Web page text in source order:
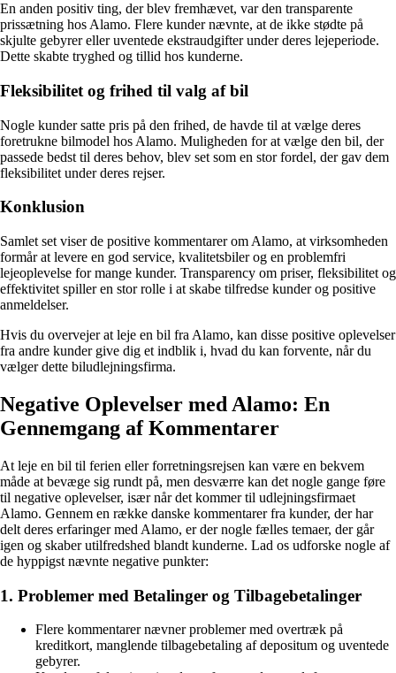
En anden positiv ting, der blev fremhævet, var den transparente
prissætning hos Alamo. Flere kunder nævnte, at de ikke stødte på
skjulte gebyrer eller uventede ekstraudgifter under deres lejeperiode.
Dette skabte tryghed og tillid hos kunderne.
Fleksibilitet og frihed til valg af bil
Nogle kunder satte pris på den frihed, de havde til at vælge deres
foretrukne bilmodel hos Alamo. Muligheden for at vælge den bil, der
passede bedst til deres behov, blev set som en stor fordel, der gav dem
fleksibilitet under deres rejser.
Konklusion
Samlet set viser de positive kommentarer om Alamo, at virksomheden
formår at levere en god service, kvalitetsbiler og en problemfri
lejeoplevelse for mange kunder. Transparency om priser, fleksibilitet og
effektivitet spiller en stor rolle i at skabe tilfredse kunder og positive
anmeldelser.
Hvis du overvejer at leje en bil fra Alamo, kan disse positive oplevelser
fra andre kunder give dig et indblik i, hvad du kan forvente, når du
vælger dette biludlejningsfirma.
Negative Oplevelser med Alamo: En
Gennemgang af Kommentarer
At leje en bil til ferien eller forretningsrejsen kan være en bekvem
måde at bevæge sig rundt på, men desværre kan det nogle gange føre
til negative oplevelser, især når det kommer til udlejningsfirmaet
Alamo. Gennem en række danske kommentarer fra kunder, der har
delt deres erfaringer med Alamo, er der nogle fælles temaer, der går
igen og skaber utilfredshed blandt kunderne. Lad os udforske nogle af
de hyppigst nævnte negative punkter:
1. Problemer med Betalinger og Tilbagebetalinger
Flere kommentarer nævner problemer med overtræk på
kreditkort, manglende tilbagebetaling af depositum og uventede
gebyrer.